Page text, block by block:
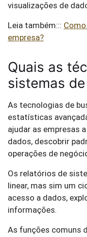
visualizações de
Leia também:::
empresa?
Quais as
sistemas de
As tecnologias de
estatísticas
ajudar as empresas
dados, descobrir
operações de
Os relatórios de
linear, mas sim um
acesso a dados,
informações.
As funções comuns